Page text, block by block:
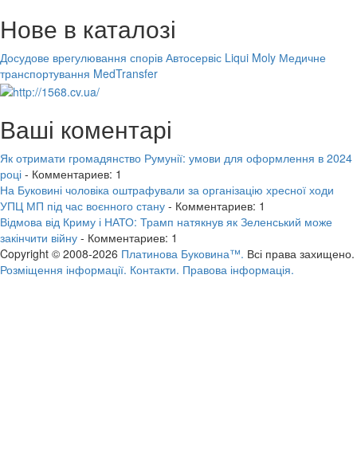
Нове в каталозі
Досудове врегулювання спорів Автосервіс Liqui Moly Медичне
транспортування MedTransfer
Ваші коментарі
Як отримати громадянство Румунії: умови для оформлення в 2024
році - Комментариев: 1
На Буковині чоловіка оштрафували за організацію хресної ходи
УПЦ МП під час воєнного стану - Комментариев: 1
Відмова від Криму і НАТО: Трамп натякнув як Зеленський може
закінчити війну - Комментариев: 1
Copyright © 2008-2026 Платинова Буковина™. Всі права захищено.
Розміщення інформації. Контакти. Правова інформація.